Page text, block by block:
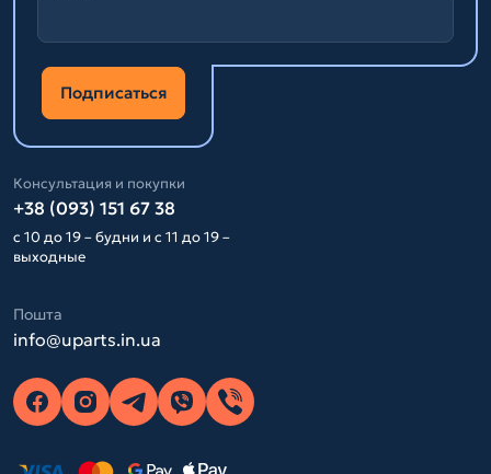
Подписаться
Консультация и покупки
+38 (093) 151 67 38
с 10 до 19 – будни и с 11 до 19 –
выходные
Пошта
info@uparts.in.ua